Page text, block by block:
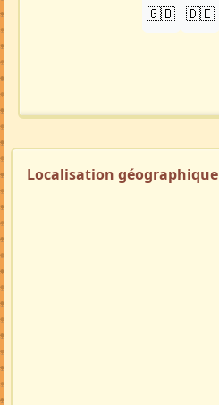
🇬🇧 🇩🇪
Localisation géographique